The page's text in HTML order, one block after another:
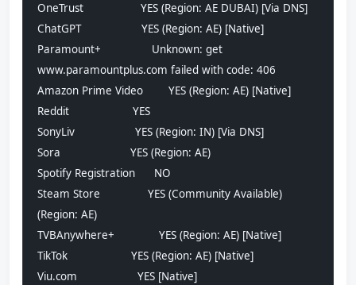
OneTrust                  YES (Region: AE DUBAI) [Via DNS]
ChatGPT                   YES (Region: AE) [Native]
Paramount+                Unknown: get
www.paramountplus.com failed with code: 406
Amazon Prime Video        YES (Region: AE) [Native]
Reddit                    YES
SonyLiv                   YES (Region: IN) [Via DNS]
Sora                      YES (Region: AE)
Spotify Registration      NO
Steam Store               YES (Community Available)
(Region: AE)
TVBAnywhere+              YES (Region: AE) [Native]
TikTok                    YES (Region: AE) [Native]
Viu.com                   YES [Native]